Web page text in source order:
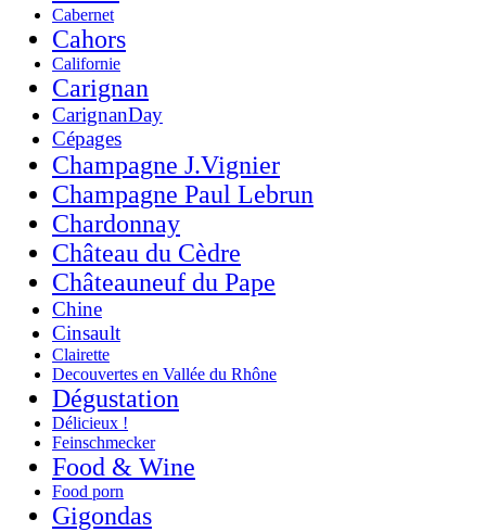
Cabernet
Cahors
Californie
Carignan
CarignanDay
Cépages
Champagne J.Vignier
Champagne Paul Lebrun
Chardonnay
Château du Cèdre
Châteauneuf du Pape
Chine
Cinsault
Clairette
Decouvertes en Vallée du Rhône
Dégustation
Délicieux !
Feinschmecker
Food & Wine
Food porn
Gigondas